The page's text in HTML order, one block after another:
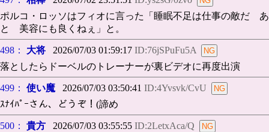
ポルコ・ロッソはフィオに言った「睡眠不足は仕事の敵だ あ
と 美容にも良くねぇ」と。
498： 大将 2026/07/03 01:59:17 ID:76jSPuFu5A
落としたらドーベルのトレーナーが裏ビデオに再度出演
499： 使い魔 2026/07/03 03:50:41 ID:4Yvsvk/CvU
ｽﾅｲﾊﾟｰさん、どうぞ！(諦め
500： 貴方 2026/07/03 03:55:55 ID:2LetxAca/Q